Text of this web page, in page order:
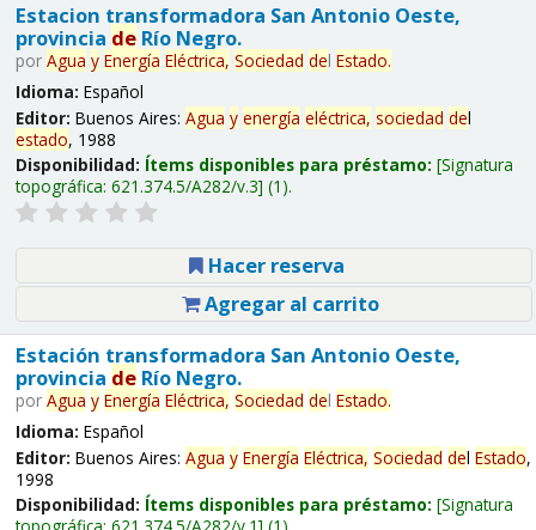
Estacion transformadora San Antonio Oeste,
provincia deRío Negro.
por Agua y Energía Eléctrica, Sociedad del Estado.
Idioma: Español
Editor: Buenos Aires: Agua y energía eléctrica, sociedad del
estado, 1988
Disponibilidad: Ítems disponibles para préstamo: Signatura
topográfica: 621.374.5/A282/v.3 (1).
Hacer reserva
Agregar al carrito
Estación transformadora San Antonio Oeste,
provincia deRío Negro.
por Agua y Energía Eléctrica, Sociedad del Estado.
Idioma: Español
Editor: Buenos Aires: Agua y Energía Eléctrica, Sociedad del Estado,
1998
Disponibilidad: Ítems disponibles para préstamo: Signatura